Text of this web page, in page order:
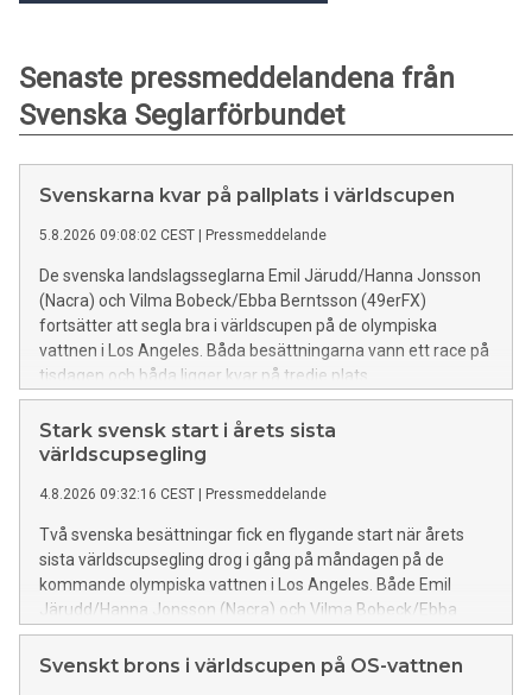
Senaste pressmeddelandena från
Svenska Seglarförbundet
Svenskarna kvar på pallplats i världscupen
5.8.2026 09:08:02 CEST | Pressmeddelande
De svenska landslagsseglarna Emil Järudd/Hanna Jonsson
(Nacra) och Vilma Bobeck/Ebba Berntsson (49erFX)
fortsätter att segla bra i världscupen på de olympiska
vattnen i Los Angeles. Båda besättningarna vann ett race på
tisdagen och båda ligger kvar på tredje plats.
Stark svensk start i årets sista
världscupsegling
4.8.2026 09:32:16 CEST | Pressmeddelande
Två svenska besättningar fick en flygande start när årets
sista världscupsegling drog i gång på måndagen på de
kommande olympiska vattnen i Los Angeles. Både Emil
Järudd/Hanna Jonsson (Nacra) och Vilma Bobeck/Ebba
Berntsson (49erFX) ligger på bronsplats efter första dagen.
Svenskt brons i världscupen på OS-vattnen